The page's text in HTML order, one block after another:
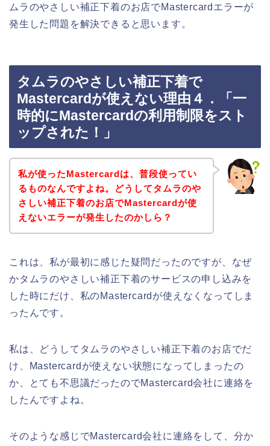
ムラのやさしい補正下着のお店でMastercardエラーが
発生した問題を解決できると思います。
タムラのやさしい補正下着で
Mastercardが使えない理由４．「一
時的にMastercardの利用制限をスト
ップされた！」
私が使ったMastercardは、普段使ってい
るものなんですよね。どうしてタムラのや
さしい補正下着のお店でMastercardが使
えないエラーが発生したのかしら？
これは、私が最初に感じた疑問だったのですが、なぜ
かタムラのやさしい補正下着のサービスの申し込みを
した時にだけ、私のMastercardが使えなくなってしま
ったんです。
私は、どうしてタムラのやさしい補正下着のお店でだ
け、Mastercardが使えない状態になってしまったの
か、とても不思議だったのでMastercard会社に連絡を
したんですよね。
そのような感じでMastercard会社に連絡をして、分か